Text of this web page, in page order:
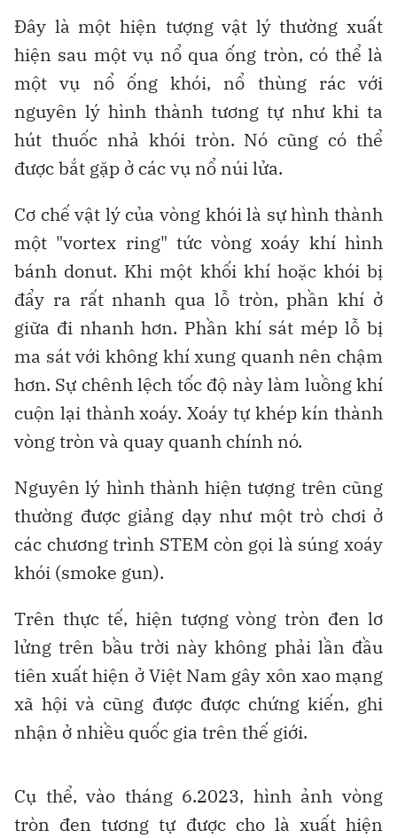
Đây là một hiện tượng vật lý thường xuất
hiện sau một vụ nổ qua ống tròn, có thể là
một vụ nổ ống khói, nổ thùng rác với
nguyên lý hình thành tương tự như khi ta
hút thuốc nhả khói tròn. Nó cũng có thể
được bắt gặp ở các vụ nổ núi lửa.
Cơ chế vật lý của vòng khói là sự hình thành
một "vortex ring" tức vòng xoáy khí hình
bánh donut. Khi một khối khí hoặc khói bị
đẩy ra rất nhanh qua lỗ tròn, phần khí ở
giữa đi nhanh hơn. Phần khí sát mép lỗ bị
ma sát với không khí xung quanh nên chậm
hơn. Sự chênh lệch tốc độ này làm luồng khí
cuộn lại thành xoáy. Xoáy tự khép kín thành
vòng tròn và quay quanh chính nó.
Nguyên lý hình thành hiện tượng trên cũng
thường được giảng dạy như một trò chơi ở
các chương trình STEM còn gọi là súng xoáy
khói (smoke gun).
Trên thực tế, hiện tượng vòng tròn đen lơ
lửng trên bầu trời này không phải lần đầu
tiên xuất hiện ở Việt Nam gây xôn xao mạng
xã hội và cũng được được chứng kiến, ghi
nhận ở nhiều quốc gia trên thế giới.
Cụ thể, vào tháng 6.2023, hình ảnh vòng
tròn đen tương tự được cho là xuất hiện